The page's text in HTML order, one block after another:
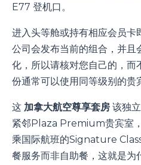
E77 登机口。
进入头等舱或持有相应会员卡
公司会发布当前的组合，并且
化，所以请核对您自己的，而
份通常可以使用同等级别的贵
这 加拿大航空尊享套房 该独
紧邻Plaza Premium贵宾室
乘国际航班的Signature
餐服务而非自助餐，这就是为